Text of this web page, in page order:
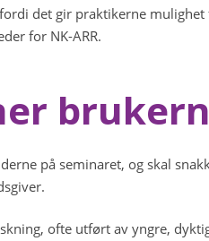
det gir praktikerne
for NK-ARR.
på seminaret, og skal
ofte utført av yngre,